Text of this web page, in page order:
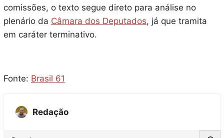
comissões, o texto segue direto para análise no
plenário da Câmara dos Deputados, já que tramita
em caráter terminativo.
Fonte: Brasil 61
Redação